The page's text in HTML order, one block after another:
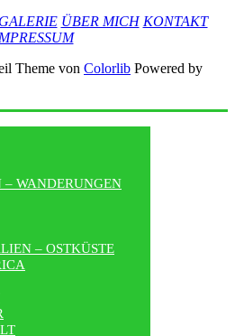
GALERIE ÜBER MICH KONTAKT
Theme von Colorlib Powered by
– WANDERUNGEN
– OSTKÜSTE